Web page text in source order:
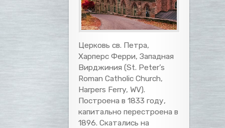
Церковь св. Петра,
Харперс Ферри, Западная
Вирджиния (St. Peter’s
Roman Catholic Church,
Harpers Ferry, WV).
Построена в 1833 году,
капитально перестроена в
1896. Скатались на